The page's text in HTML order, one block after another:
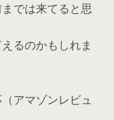
では来てると思
るのかもしれま
アマゾンレビュ